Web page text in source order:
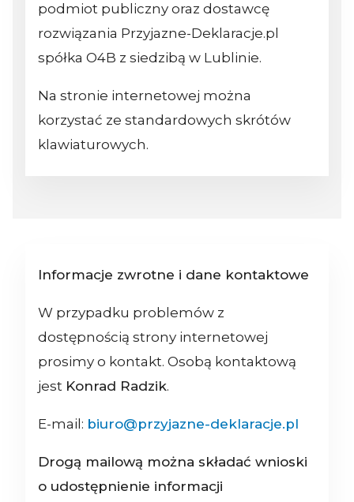
podmiot publiczny oraz dostawcę
rozwiązania Przyjazne-Deklaracje.pl
spółka O4B z siedzibą w Lublinie.
Na stronie internetowej można
korzystać ze standardowych skrótów
klawiaturowych.
Informacje zwrotne i dane kontaktowe
W przypadku problemów z
dostępnością strony internetowej
prosimy o kontakt. Osobą kontaktową
jest Konrad Radzik.
E-mail: biuro@przyjazne-deklaracje.pl
Drogą mailową można składać wnioski
o udostępnienie informacji